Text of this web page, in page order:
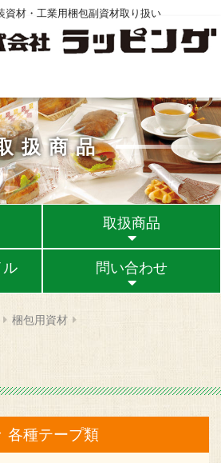
資材・工業用梱包副資材取り扱い
扱商品
取扱商品
ル 問い合わせ
梱包用資材
各種テープ類